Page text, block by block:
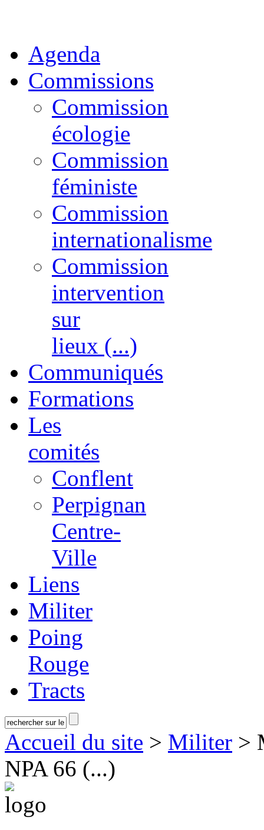
Agenda
Commissions
Commission
écologie
Commission
féministe
Commission
internationalisme
Commission
intervention
sur
lieux (...)
Communiqués
Formations
Les
comités
Conflent
Perpignan
Centre-
Ville
Liens
Militer
Poing
Rouge
Tracts
Accueil du site > Militer >
NPA 66 (...)